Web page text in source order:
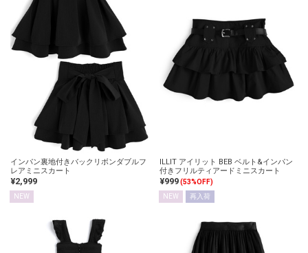
インパン裏地付きバックリボンダブルフ
レアミニスカート
¥2,999
NEW
ILLIT アイリット BEB ベルト&インパン
付きフリルティアードミニスカート
¥999(53%OFF)
NEW
再入荷